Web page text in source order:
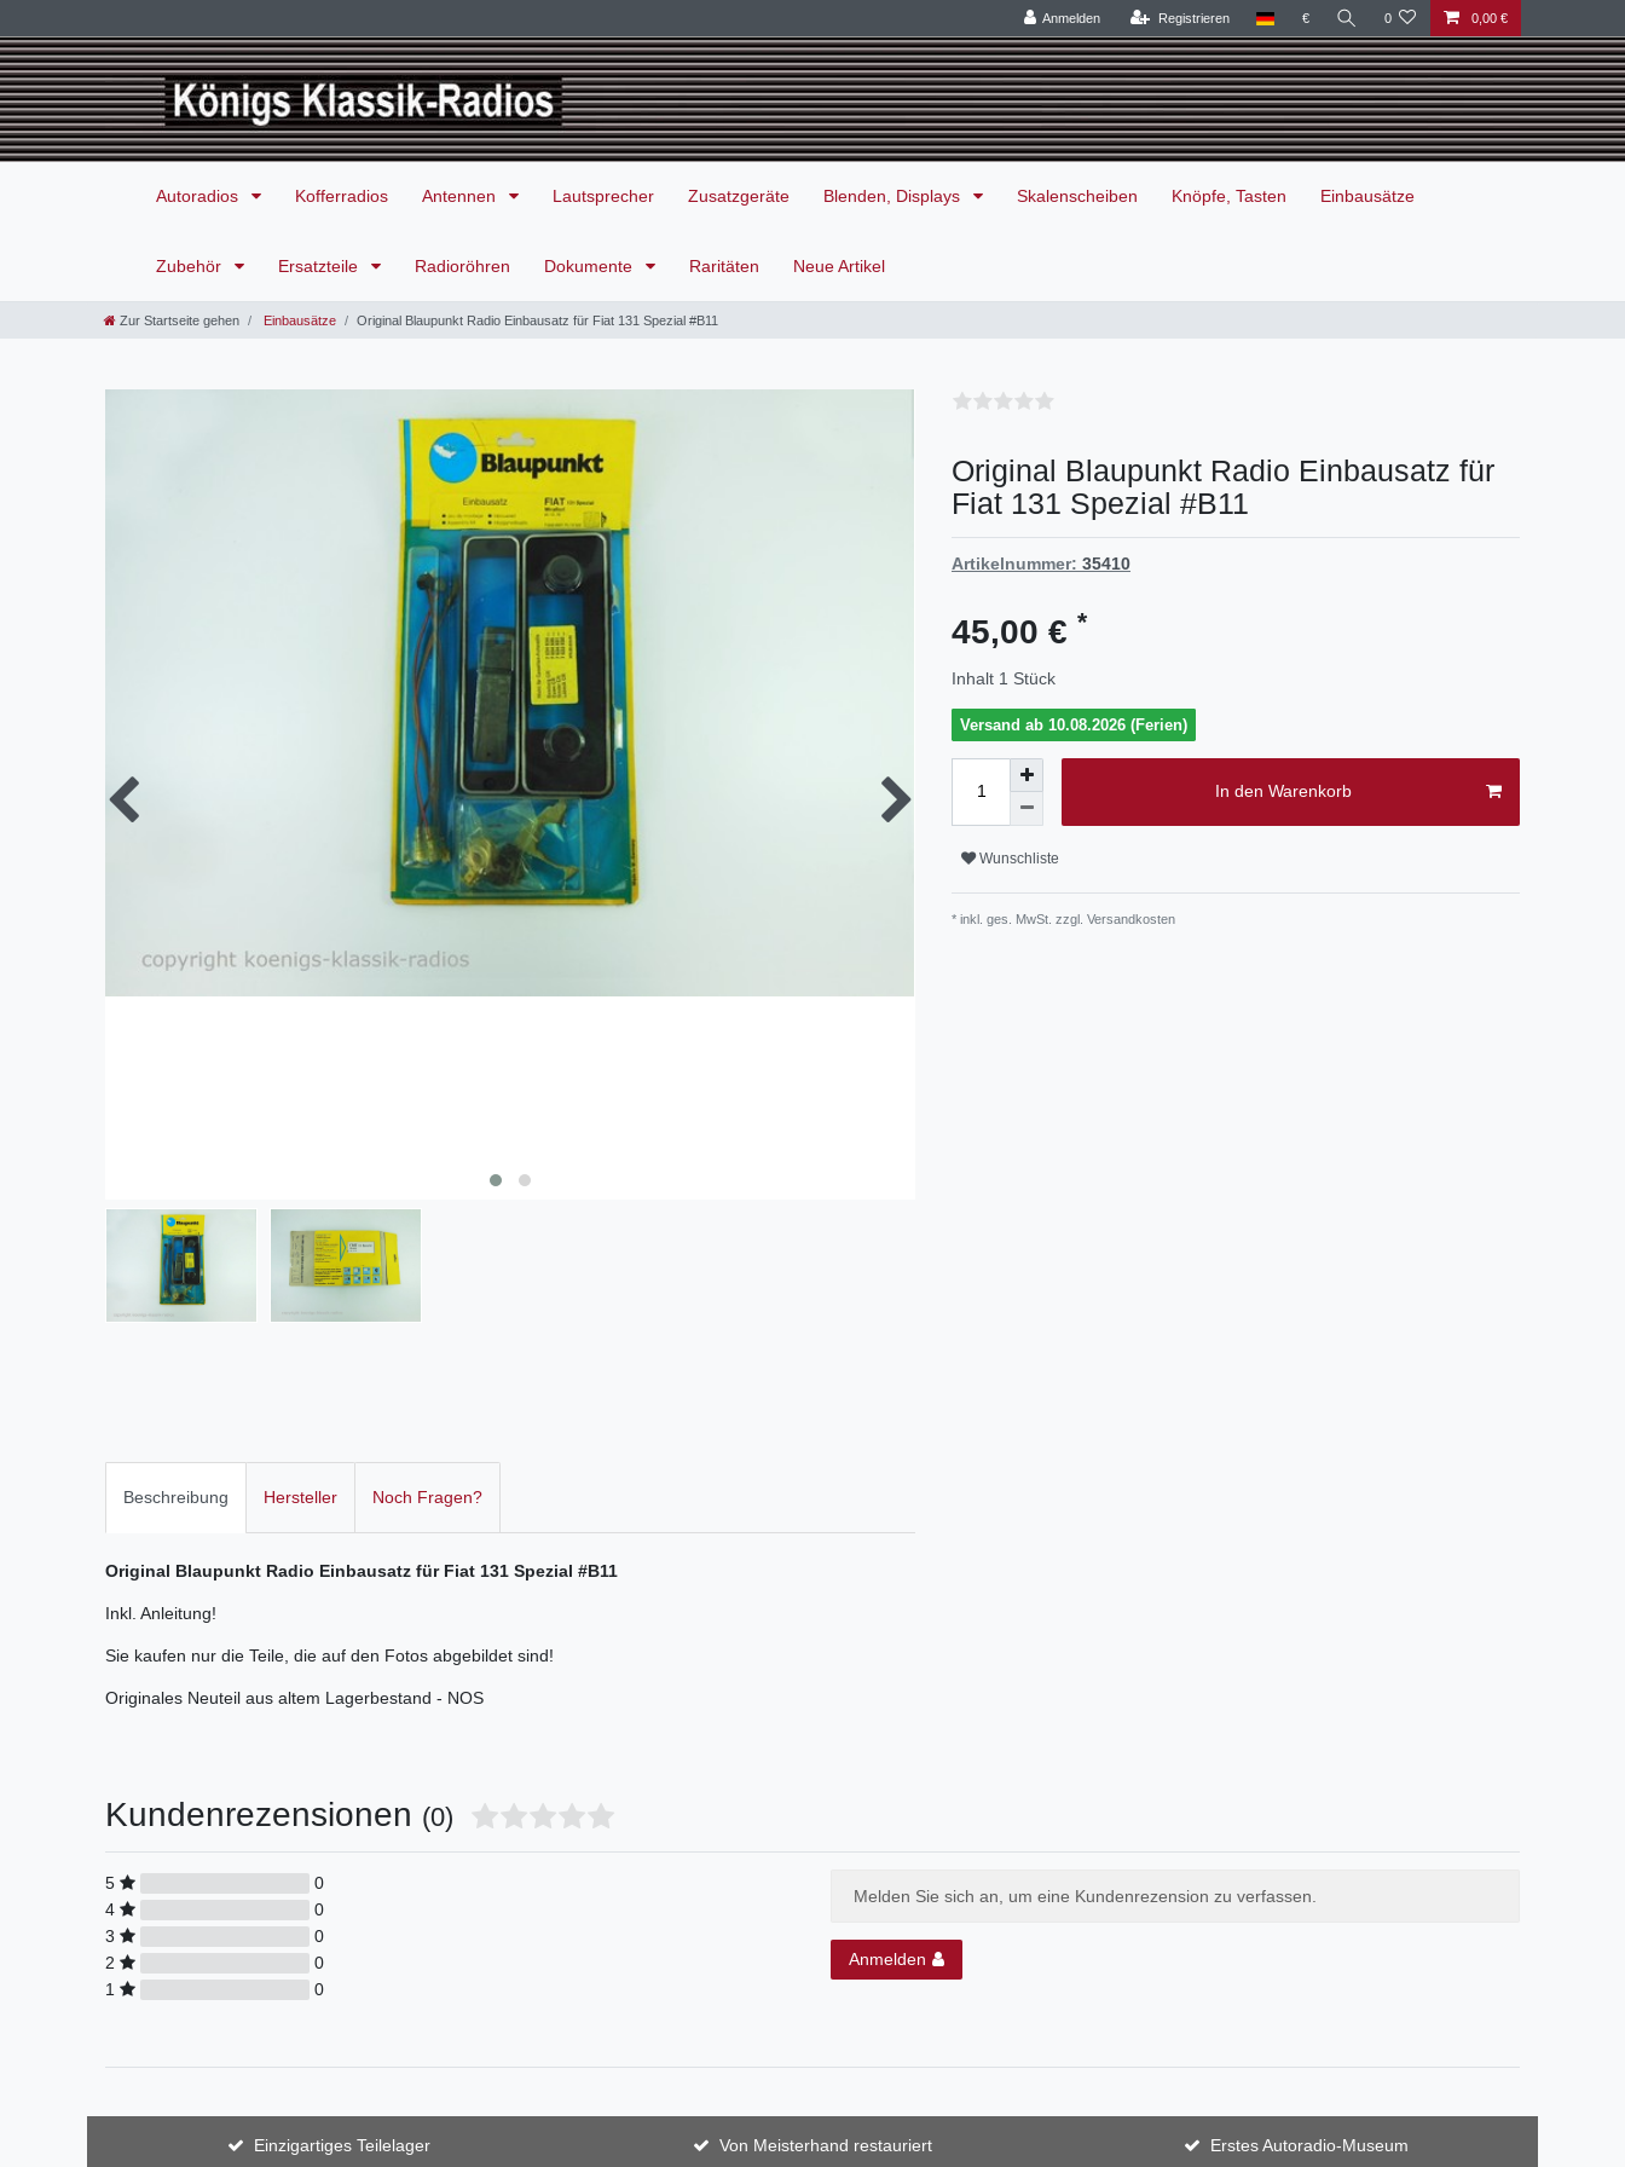
Anmelden Registrieren € 0 0,00 €
Autoradios Kofferradios Antennen Lautsprecher Zusatzgeräte Blenden, Displays Skalenscheiben Knöpfe, Tasten Einbausätze
Zubehör Ersatzteile Radioröhren Dokumente Raritäten Neue Artikel
Zur Startseite gehen Einbausätze Original Blaupunkt Radio Einbausatz für Fiat 131 Spezial #B11
Original Blaupunkt Radio Einbausatz für
Fiat 131 Spezial #B11
Artikelnummer: 35410
45,00 € *
Inhalt 1 Stück
Versand ab 10.08.2026 (Ferien)
In den Warenkorb
Wunschliste
* inkl. ges. MwSt. zzgl. Versandkosten
Beschreibung Hersteller Noch Fragen?
Original Blaupunkt Radio Einbausatz für Fiat 131 Spezial #B11
Inkl. Anleitung!
Sie kaufen nur die Teile, die auf den Fotos abgebildet sind!
Originales Neuteil aus altem Lagerbestand - NOS
Kundenrezensionen (0)
5
0
4
0
3
0
2
0
1
0
Melden Sie sich an, um eine Kundenrezension zu verfassen.
Anmelden
Einzigartiges Teilelager Von Meisterhand restauriert Erstes Autoradio-Museum